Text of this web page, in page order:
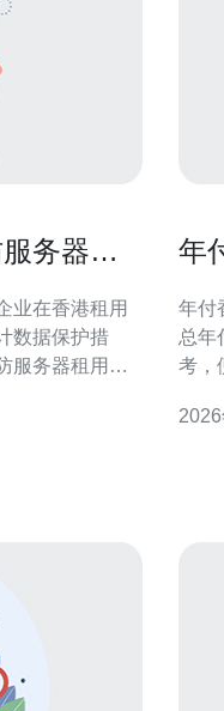
务器租
业在香港租用
数据保护措
服务器租用的
的同时提升
年
年付
总年
考，便
合稳